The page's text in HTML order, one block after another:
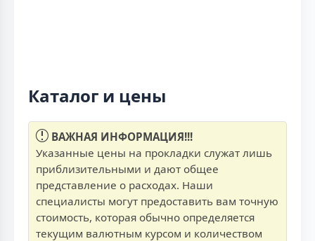
Каталог и цены
ВАЖНАЯ ИНФОРМАЦИЯ!!!
Указанные цены на прокладки служат лишь
приблизительными и дают общее
представление о расходах. Наши
специалисты могут предоставить вам точную
стоимость, которая обычно определяется
текущим валютным курсом и количеством